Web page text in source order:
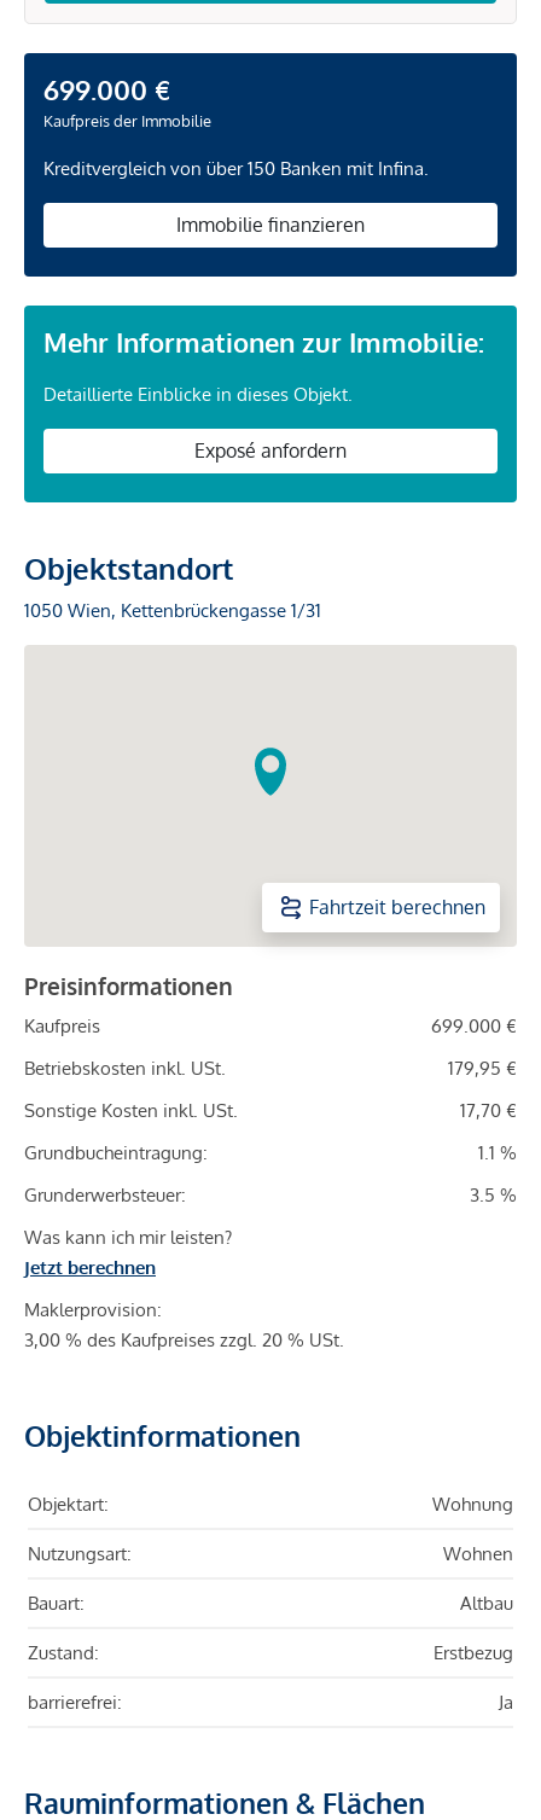
699.000 €
Kaufpreis der Immobilie
Kreditvergleich von über 150 Banken mit Infina.
Immobilie finanzieren
Mehr Informationen zur Immobilie:
Detaillierte Einblicke in dieses Objekt.
Exposé anfordern
Objektstandort
1050 Wien, Kettenbrückengasse 1/31
Fahrtzeit berechnen
Preisinformationen
Kaufpreis
699.000 €
Betriebskosten inkl. USt.
179,95 €
Sonstige Kosten inkl. USt.
17,70 €
Grundbucheintragung:
1.1 %
Grunderwerbsteuer:
3.5 %
Was kann ich mir leisten?
Jetzt berechnen
Maklerprovision:
3,00 % des Kaufpreises zzgl. 20 % USt.
Objektinformationen
Objektart: Wohnung
Nutzungsart: Wohnen
Bauart: Altbau
Zustand: Erstbezug
barrierefrei: Ja
Rauminformationen & Flächen